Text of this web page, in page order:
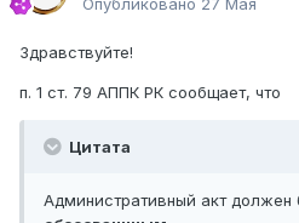
Опубликовано 27 Мая
Здравствуйте!
п. 1 ст. 79 АППК РК сообщает, что
Цитата
Административный акт должен